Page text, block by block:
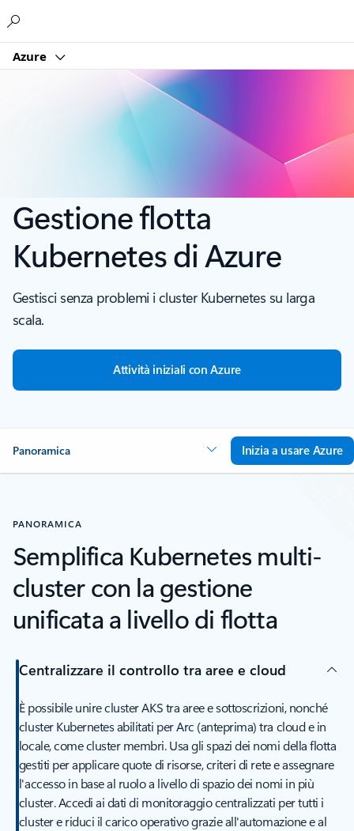
Azure
Gestione flotta
Kubernetes di Azure
Gestisci senza problemi i cluster Kubernetes su larga
scala.
Attività iniziali con Azure
Panoramica Inizia a usare Azure
PANORAMICA
Semplifica Kubernetes multi-
cluster con la gestione
unificata a livello di flotta
Centralizzare il controllo tra aree e cloud
È possibile unire cluster AKS tra aree e sottoscrizioni, nonché
cluster Kubernetes abilitati per Arc (anteprima) tra cloud e in
locale, come cluster membri. Usa gli spazi dei nomi della flotta
gestiti per applicare quote di risorse, criteri di rete e assegnare
l'accesso in base al ruolo a livello di spazio dei nomi in più
cluster. Accedi ai dati di monitoraggio centralizzati per tutti i
cluster e riduci il carico operativo grazie all'automazione e al